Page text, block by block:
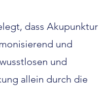
dass Akupunktur
und
und
allein durch die